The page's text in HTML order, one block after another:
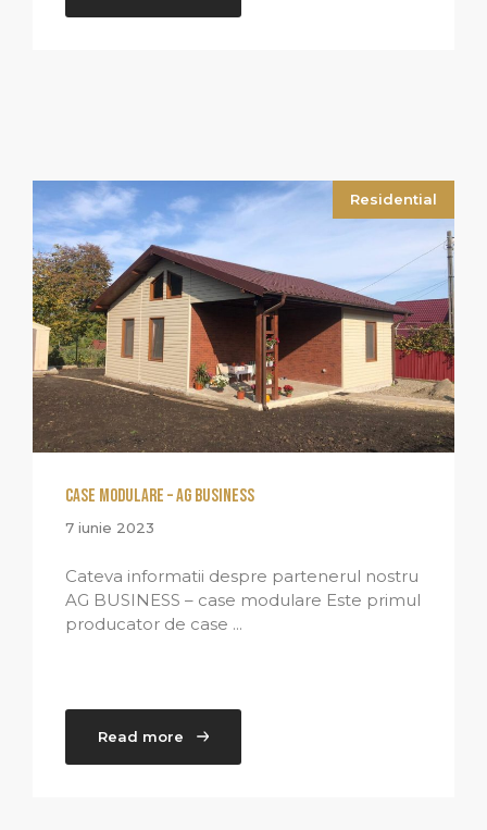
Residential
CASE MODULARE – AG BUSINESS
7 iunie 2023
Cateva informatii despre partenerul nostru
AG BUSINESS – case modulare Este primul
producator de case ...
Read more